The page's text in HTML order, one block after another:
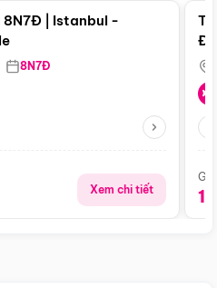
8N7Đ | Istanbul -
8N7Đ
Xem chi tiết